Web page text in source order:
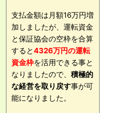
支払金額は月額16万円増
加しましたが、運転資金
と保証協会の空枠を合算
すると4326万円の運転
資金枠を活用できる事と
なりましたので、 積極的
な経営を取り戻す事が可
能になりました。